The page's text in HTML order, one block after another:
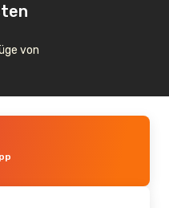
von